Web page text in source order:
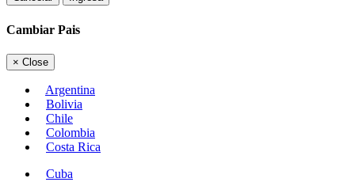
Cambiar Pais
× Close
Argentina
Bolivia
Chile
Colombia
Costa Rica
Cuba